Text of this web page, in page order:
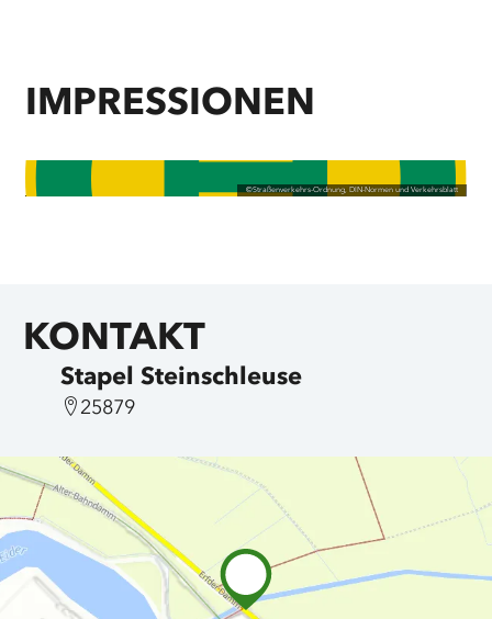
IMPRESSIONEN
©Straßenverkehrs-Ordnung, DIN-Normen und Verkehrsblatt
KONTAKT
Stapel Steinschleuse
25879